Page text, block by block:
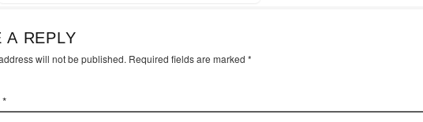
A REPLY
will not be published. Required fields are marked*
*